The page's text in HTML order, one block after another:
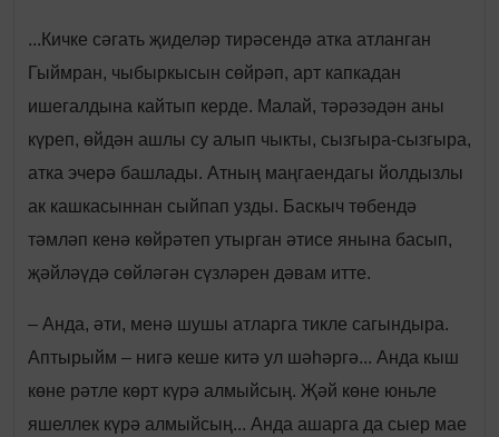
...Кичке сәгать җиделәр тирәсендә атка атланган
Гыймран, чыбыркысын сөйрәп, арт капкадан
ишегалдына кайтып керде. Малай, тәрәзәдән аны
күреп, өйдән ашлы су алып чыкты, сызгыра-сызгыра,
атка эчерә башлады. Атның маңгаендагы йолдызлы
ак кашкасыннан сыйпап узды. Баскыч төбендә
тәмләп кенә көйрәтеп утырган әтисе янына басып,
җәйләүдә сөйләгән сүзләрен дәвам итте.
– Анда, әти, менә шушы атларга тикле сагындыра.
Аптырыйм – нигә кеше китә ул шәһәргә... Анда кыш
көне рәтле көрт күрә алмыйсың. Җәй көне юньле
яшеллек күрә алмыйсың... Анда ашарга да сыер мае